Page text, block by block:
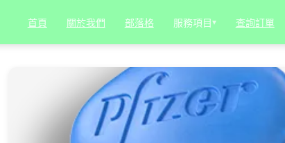
首頁 關於我們 部落格 服務項目 ▾ 查詢訂單